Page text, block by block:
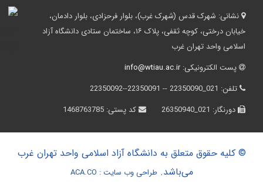
نشانی:شهرک قدس (شهرک غرب)، بلوار فرحزادی، بلوار دادمان،
خیابان درختی، کوچه ثقفی، پلاک ۱۶، ساختمان ستادی دانشگاه آزاد
اسلامی واحد تهران غرب
پست الکترونیکی:info@wtiau.ac.ir
تلفن:021_22350090 -- 22350091--22350092
دورنگار:021_26350940 کد پستی:1468763785
© کلیه حقوق متعلق به دانشگاه آزاد اسلامی واحد تهران غرب
می‌باشد.طراحی وب سایت :ACA.CO